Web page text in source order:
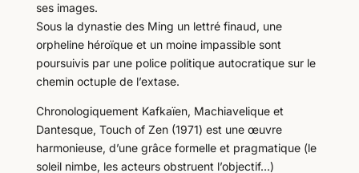
ses images.
Sous la dynastie des Ming un lettré finaud, une
orpheline héroïque et un moine impassible sont
poursuivis par une police politique autocratique sur le
chemin octuple de l’extase.
Chronologiquement Kafkaïen, Machiavelique et
Dantesque, Touch of Zen (1971) est une œuvre
harmonieuse, d’une grâce formelle et pragmatique (le
soleil nimbe, les acteurs obstruent l’objectif…)